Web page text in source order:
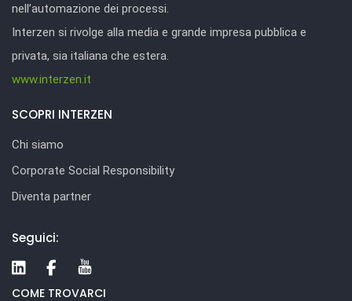
nell’automazione dei processi.
Interzen si rivolge alla media e grande impresa pubblica e
privata, sia italiana che estera.
www.interzen.it
SCOPRI INTERZEN
Chi siamo
Corporate Social Responsibility
Diventa partner
Seguici:
COME TROVARCI